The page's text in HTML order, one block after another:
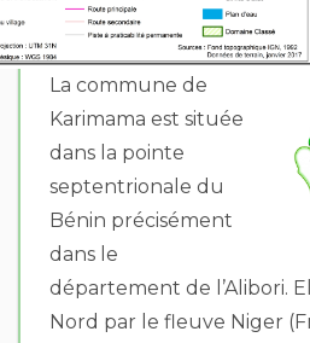
La commune de
Karimama est située
dans la pointe
septentrionale du
Bénin précisément
dans le
département de l’Alibori.
Nord par le fleuve Niger